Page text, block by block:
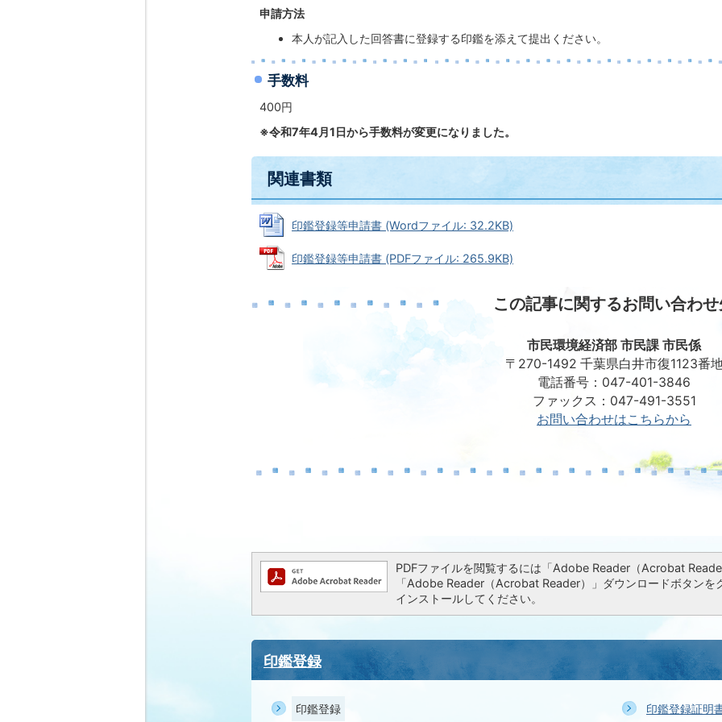
申請方法
本人が記入した回答書に登録する印鑑を添えて提出ください。
手数料
400円
※令和7年4月1日から手数料が変更になりました。
関連書類
印鑑登録等申請書 (Wordファイル: 32.2KB)
印鑑登録等申請書 (PDFファイル: 265.9KB)
この記事に関するお問い合わ
市民環境経済部 市民課 市民係
〒270-1492 千葉県白井市復1123番
電話番号：047-401-3846
ファックス：047-491-3551
お問い合わせはこちらから
PDFファイルを閲覧するには「Adobe Reader（Acrobat
「Adobe Reader（Acrobat Reader）」ダウンロードボタン
インストールしてください。
印鑑登録
印鑑登録 印鑑登録証明